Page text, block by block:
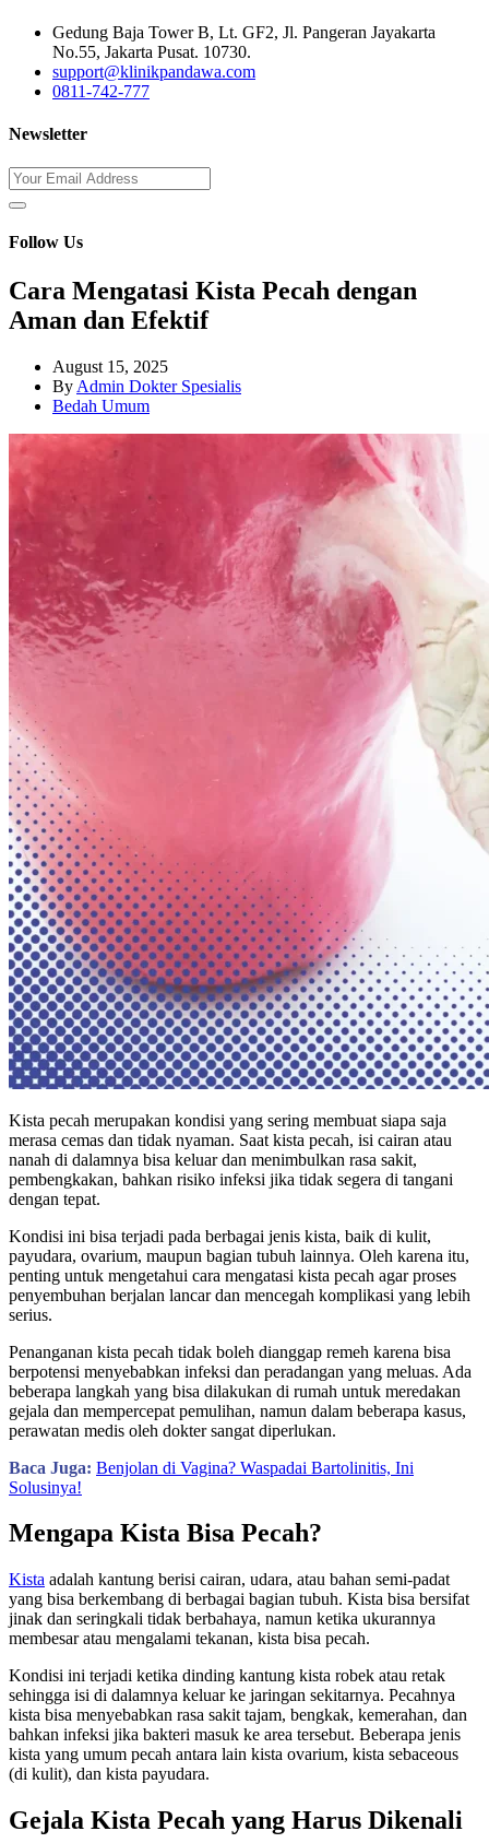
Gedung Baja Tower B, Lt. GF2, Jl. Pangeran Jayakarta
No.55, Jakarta Pusat. 10730.
support@klinikpandawa.com
0811-742-777
Newsletter
Follow Us
Cara Mengatasi Kista Pecah dengan
Aman dan Efektif
August 15, 2025
By Admin Dokter Spesialis
Bedah Umum
Kista pecah merupakan kondisi yang sering membuat siapa saja
merasa cemas dan tidak nyaman. Saat kista pecah, isi cairan atau
nanah di dalamnya bisa keluar dan menimbulkan rasa sakit,
pembengkakan, bahkan risiko infeksi jika tidak segera di tangani
dengan tepat.
Kondisi ini bisa terjadi pada berbagai jenis kista, baik di kulit,
payudara, ovarium, maupun bagian tubuh lainnya. Oleh karena itu,
penting untuk mengetahui cara mengatasi kista pecah agar proses
penyembuhan berjalan lancar dan mencegah komplikasi yang lebih
serius.
Penanganan kista pecah tidak boleh dianggap remeh karena bisa
berpotensi menyebabkan infeksi dan peradangan yang meluas. Ada
beberapa langkah yang bisa dilakukan di rumah untuk meredakan
gejala dan mempercepat pemulihan, namun dalam beberapa kasus,
perawatan medis oleh dokter sangat diperlukan.
Baca Juga: Benjolan di Vagina? Waspadai Bartolinitis, Ini
Solusinya!
Mengapa Kista Bisa Pecah?
Kista adalah kantung berisi cairan, udara, atau bahan semi-padat
yang bisa berkembang di berbagai bagian tubuh. Kista bisa bersifat
jinak dan seringkali tidak berbahaya, namun ketika ukurannya
membesar atau mengalami tekanan, kista bisa pecah.
Kondisi ini terjadi ketika dinding kantung kista robek atau retak
sehingga isi di dalamnya keluar ke jaringan sekitarnya. Pecahnya
kista bisa menyebabkan rasa sakit tajam, bengkak, kemerahan, dan
bahkan infeksi jika bakteri masuk ke area tersebut. Beberapa jenis
kista yang umum pecah antara lain kista ovarium, kista sebaceous
(di kulit), dan kista payudara.
Gejala Kista Pecah yang Harus Dikenali